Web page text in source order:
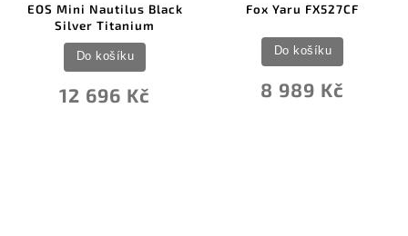
EOS Mini Nautilus Black
Silver Titanium
12 696 Kč
Do košíku
Fox Yaru FX527CF
8 989 Kč
Do košíku